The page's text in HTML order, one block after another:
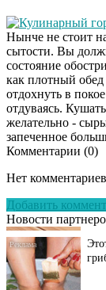
Кулинарный
Нынче не стоит
сытости. Вы
состояние
как плотный
отдохнуть в
отдуваясь.
желательно -
запеченное
Комментарии (0)
Нет
Добавить
Новости